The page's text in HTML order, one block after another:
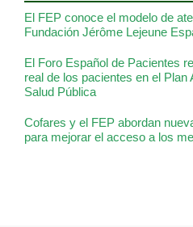
El FEP conoce el modelo de
Fundación Jérôme Lejeune
El Foro Español de Pacientes
real de los pacientes en el Plan
Salud Pública
Cofares y el FEP abordan
para mejorar el acceso a los